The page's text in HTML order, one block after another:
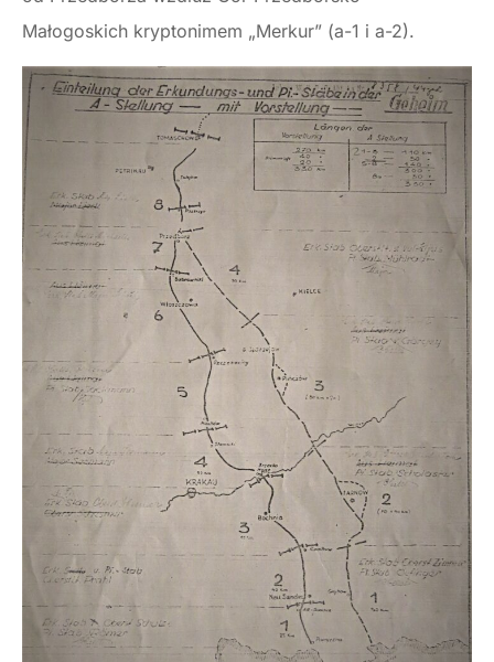
Małogoskich kryptonimem „Merkur” (a-1 i a-2).